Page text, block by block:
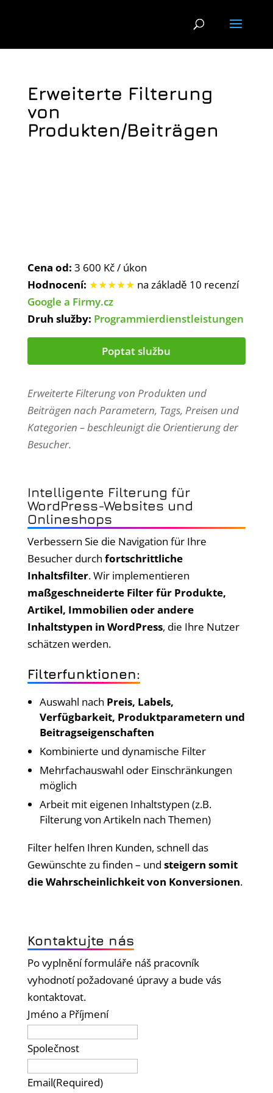
Erweiterte Filterung
von
Produkten/Beiträgen
Cena od: 3 600 Kč / úkon
Hodnocení: ★★★★★ na základě 10 recenzí
Google a Firmy.cz
Druh služby: Programmierdienstleistungen
Poptat službu
Erweiterte Filterung von Produkten und
Beiträgen nach Parametern, Tags, Preisen und
Kategorien – beschleunigt die Orientierung der
Besucher.
Intelligente Filterung für
WordPress-Websites und
Onlineshops
Verbessern Sie die Navigation für Ihre
Besucher durch fortschrittliche
Inhaltsfilter. Wir implementieren
maßgeschneiderte Filter für Produkte,
Artikel, Immobilien oder andere
Inhaltstypen in WordPress, die Ihre Nutzer
schätzen werden.
Filterfunktionen:
Auswahl nach Preis, Labels,
Verfügbarkeit, Produktparametern und
Beitragseigenschaften
Kombinierte und dynamische Filter
Mehrfachauswahl oder Einschränkungen
möglich
Arbeit mit eigenen Inhaltstypen (z.B.
Filterung von Artikeln nach Themen)
Filter helfen Ihren Kunden, schnell das
Gewünschte zu finden – und steigern somit
die Wahrscheinlichkeit von Konversionen.
Kontaktujte nás
Po vyplnění formuláře náš pracovník
vyhodnotí požadované úpravy a bude vás
kontaktovat.
Jméno a Příjmení
Společnost
Email(Required)